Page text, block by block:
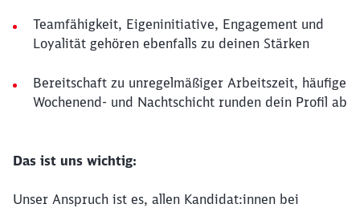
Teamfähigkeit, Eigeninitiative, Engagement und
Loyalität gehören ebenfalls zu deinen Stärken
Bereitschaft zu unregelmäßiger Arbeitszeit, häufige
Wochenend- und Nachtschicht runden dein Profil ab
Das ist uns wichtig:
Unser Anspruch ist es, allen Kandidat:innen bei